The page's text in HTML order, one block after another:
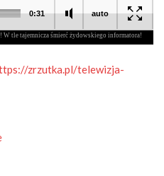
zrzutka.pl/telewizja-